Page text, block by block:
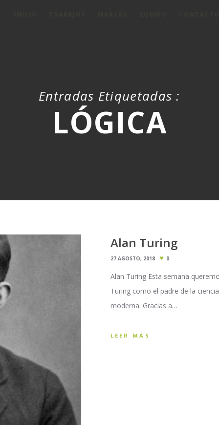
Entradas Etiquetadas :
LÓGICA
Alan Turing
27 AGOSTO, 2018 0
Alan Turing Esta semana
Turing como el padre de la
moderna. Gracias a…
LEER MÁS